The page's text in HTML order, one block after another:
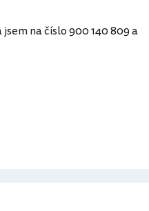
na číslo 900 140 809 a